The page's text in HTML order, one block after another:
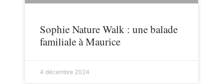
Sophie Nature Walk : une balade
familiale à Maurice
4 décembre 2024